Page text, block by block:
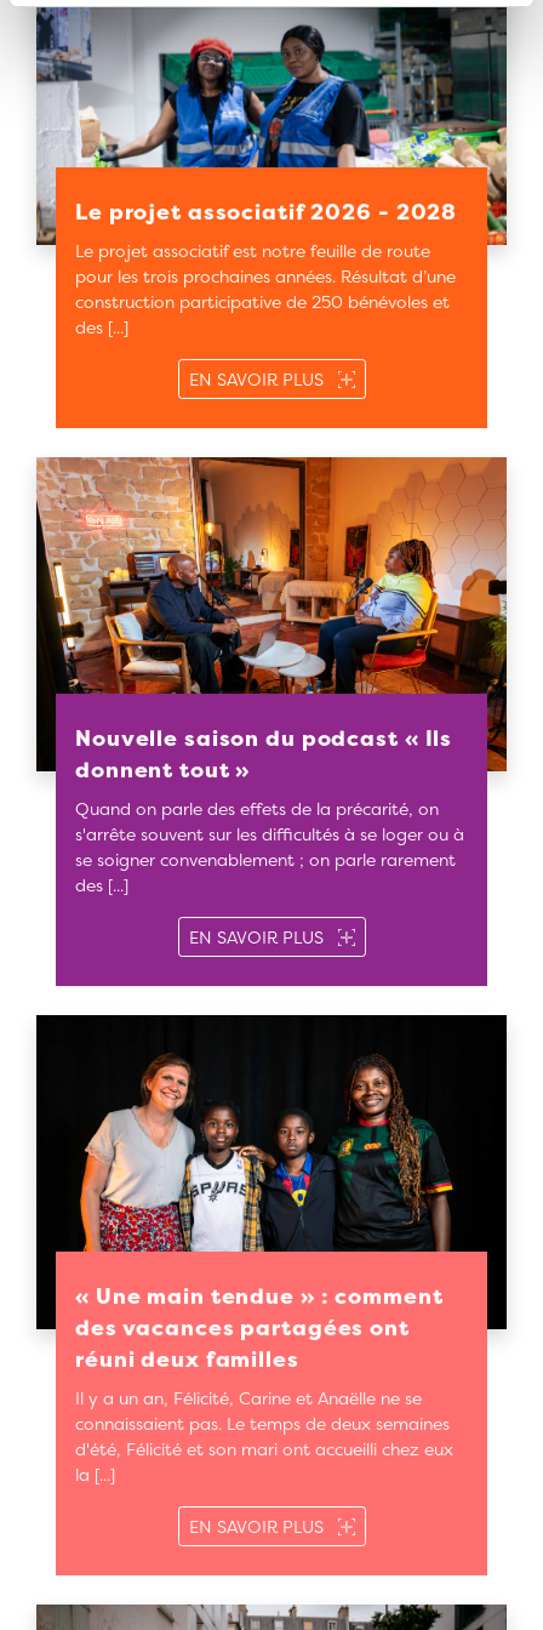
Le projet associatif 2026 - 2028
Le projet associatif est notre feuille de route
pour les trois prochaines années. Résultat d’une
construction participative de 250 bénévoles et
des [...]
EN SAVOIR PLUSSUR LE PROJET
Nouvelle saison du podcast « Ils
donnent tout »
Quand on parle des effets de la précarité, on
s'arrête souvent sur les difficultés à se loger ou à
se soigner convenablement ; on parle rarement
des [...]
EN SAVOIR PLUSSUR NOUVELLE SAISON
« Une main tendue » : comment
des vacances partagées ont
réuni deux familles
Il y a un an, Félicité, Carine et Anaëlle ne se
connaissaient pas. Le temps de deux semaines
d'été, Félicité et son mari ont accueilli chez eux
la [...]
EN SAVOIR PLUSSUR « UNE MAIN TENDUE